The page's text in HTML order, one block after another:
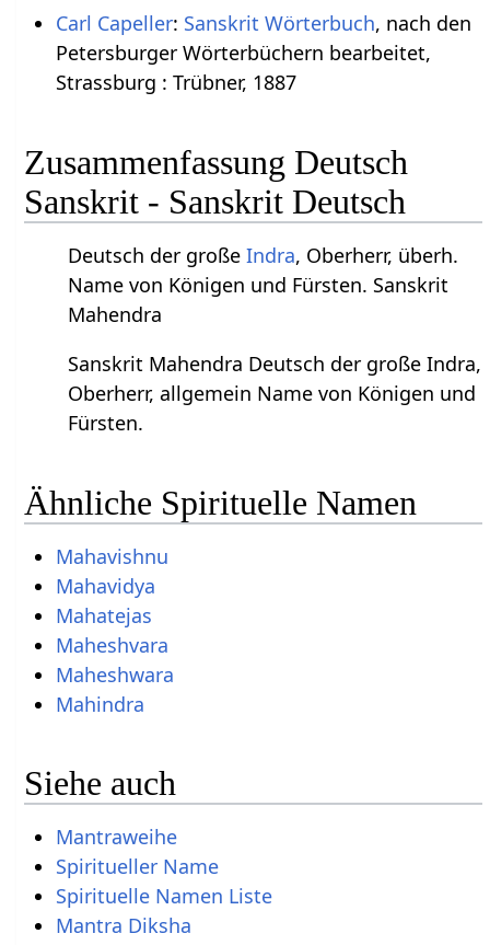
Carl Capeller: Sanskrit Wörterbuch, nach den
Petersburger Wörterbüchern bearbeitet,
Strassburg : Trübner, 1887
Zusammenfassung Deutsch
Sanskrit - Sanskrit Deutsch
Deutsch der großeIndra, Oberherr, überh.
Name von Königen und Fürsten. Sanskrit
Mahendra
Sanskrit Mahendra Deutsch der große Indra,
Oberherr, allgemein Name von Königen und
Fürsten.
Ähnliche Spirituelle Namen
Mahavishnu
Mahavidya
Mahatejas
Maheshvara
Maheshwara
Mahindra
Siehe auch
Mantraweihe
Spiritueller Name
Spirituelle Namen Liste
Mantra Diksha